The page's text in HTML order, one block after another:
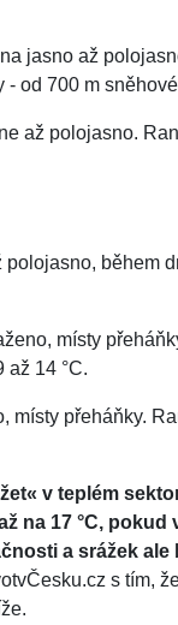
jasno až
od 700 m
až polojasno.
polojasno, během
místy
až 14 °C.
místy přeháňky.
v teplém
na 17 °C,
a srážek
s tím,